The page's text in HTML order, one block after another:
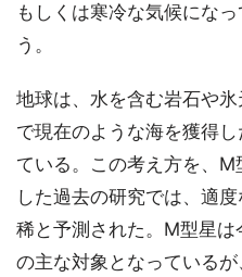
もしくは寒冷な気候にな
う。
地球は、水を含む岩石や
で現在のような海を獲得
ている。この考え方を、
した過去の研究では、適
稀と予測された。M型星
の主な対象となっている